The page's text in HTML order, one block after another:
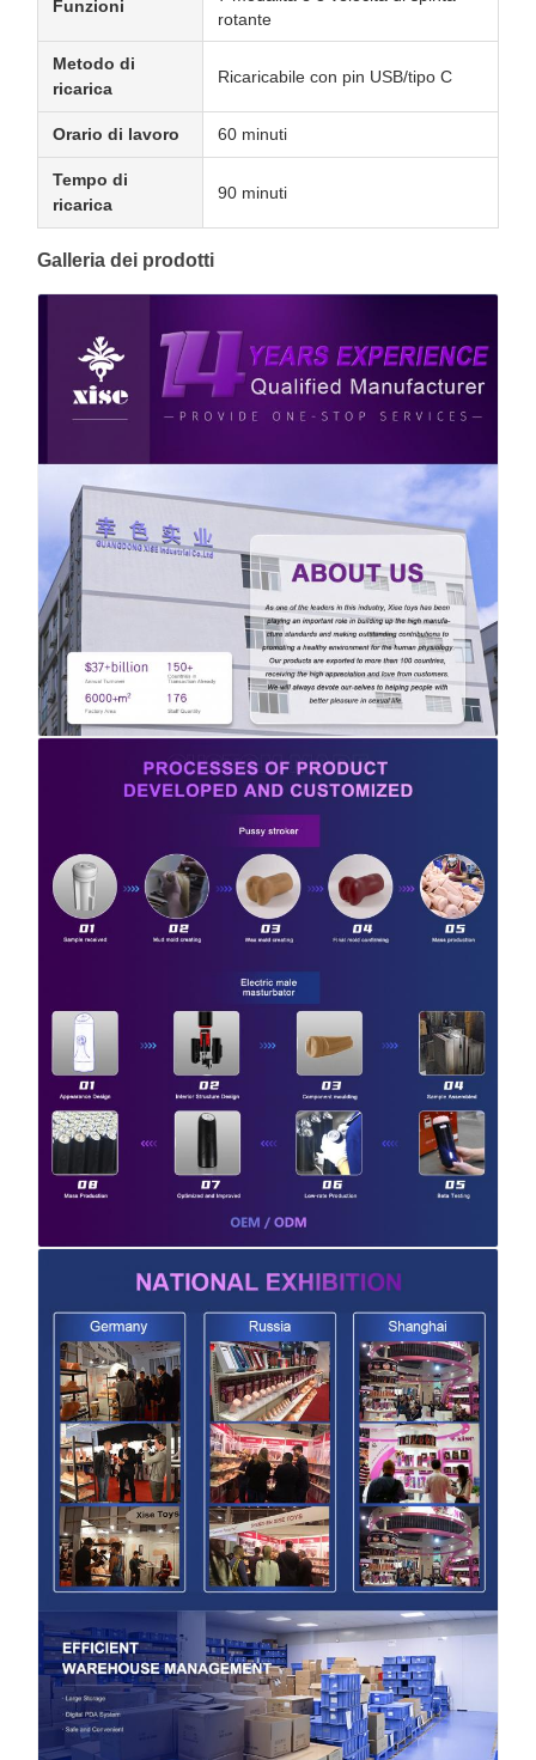
Funzioni
rotante
Metodo di
ricarica
Ricaricabile con pin USB/tipo C
Orario di lavoro 60 minuti
Tempo di
ricarica
90 minuti
Galleria dei prodotti